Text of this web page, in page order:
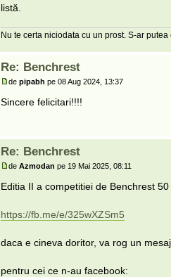
listă.
Nu te certa niciodata cu un prost. S-ar
Re: Benchrest
de pipabh pe 08 Aug 2024, 13:37
Sincere felicitari!!!!
Re: Benchrest
de Azmodan pe 19 Mai 2025, 08:11
Editia II a competitiei de Benchrest
https://fb.me/e/325wXZSm5
daca e cineva doritor, va rog un
pentru cei ce n-au facebook: